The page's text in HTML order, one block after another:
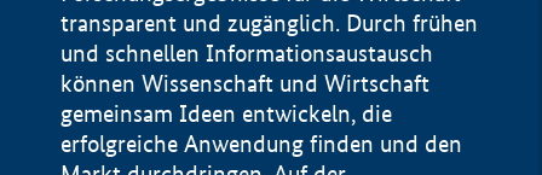
transparent und zugänglich. Durch frühen
und schnellen Informationsaustausch
können Wissenschaft und Wirtschaft
gemeinsam Ideen entwickeln, die
erfolgreiche Anwendung finden und den